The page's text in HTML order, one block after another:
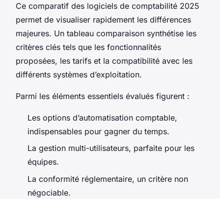
Ce comparatif des logiciels de comptabilité 2025
permet de visualiser rapidement les différences
majeures. Un tableau comparaison synthétise les
critères clés tels que les fonctionnalités
proposées, les tarifs et la compatibilité avec les
différents systèmes d’exploitation.
Parmi les éléments essentiels évalués figurent :
Les options d’automatisation comptable,
indispensables pour gagner du temps.
La gestion multi-utilisateurs, parfaite pour les
équipes.
La conformité réglementaire, un critère non
négociable.